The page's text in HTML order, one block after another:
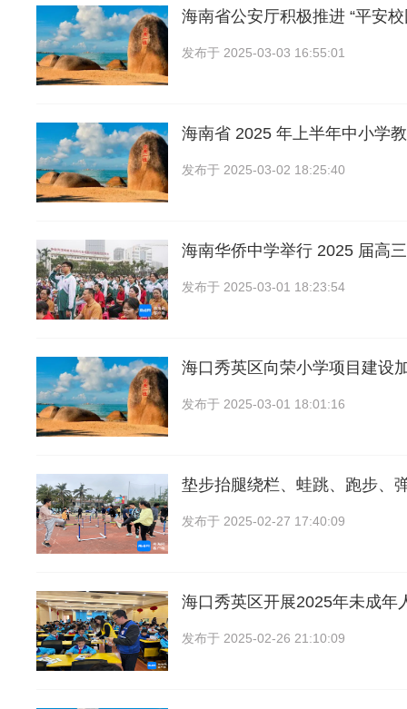
海南省公安厅积极推进 “平安校
发布于 2025-03-03 16:55:01
海南省 2025 年上半年中小学
发布于 2025-03-02 18:25:40
海南华侨中学举行 2025 届高
发布于 2025-03-01 18:23:54
海口秀英区向荣小学项目建设
发布于 2025-03-01 18:01:16
垫步抬腿绕栏、蛙跳、跑步、
发布于 2025-02-27 17:40:09
海口秀英区开展2025年未成年
发布于 2025-02-26 21:10:09